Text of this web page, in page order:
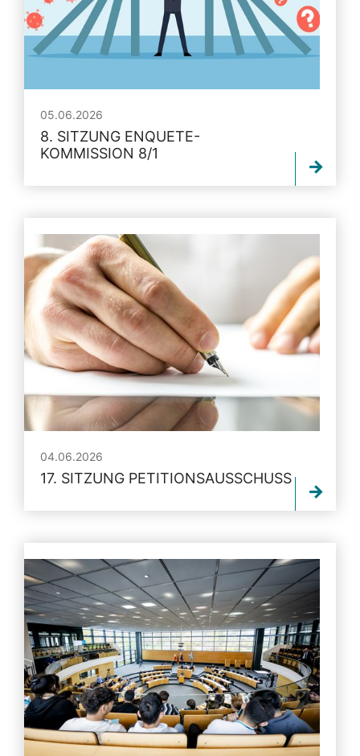
05.06.2026
8. SITZUNG ENQUETE-
KOMMISSION 8/1
04.06.2026
17. SITZUNG PETITIONSAUSSCHUSS